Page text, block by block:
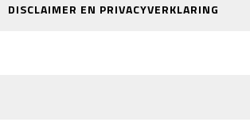
DISCLAIMER EN PRIVACYVERKLARING